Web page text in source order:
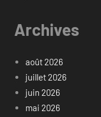
Archives
août 2026
juillet 2026
juin 2026
mai 2026